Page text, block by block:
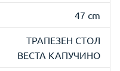
47 cm
ТРАПЕЗЕН СТОЛ
ВЕСТА КАПУЧИНО